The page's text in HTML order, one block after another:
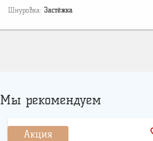
Шнуровка: Застёжка
Мы рекомендуем
Акция